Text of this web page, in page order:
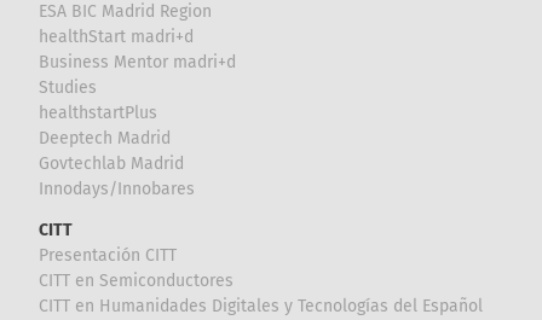
ESA BIC Madrid Region
healthStart madri+d
Business Mentor madri+d
Studies
healthstartPlus
Deeptech Madrid
Govtechlab Madrid
Innodays/Innobares
CITT
Presentación CITT
CITT en Semiconductores
CITT en Humanidades Digitales y Tecnologías del Español